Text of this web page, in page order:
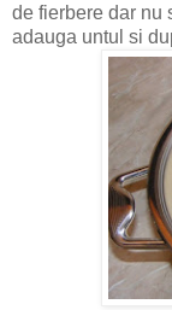
de fierbere dar nu
adauga untul si